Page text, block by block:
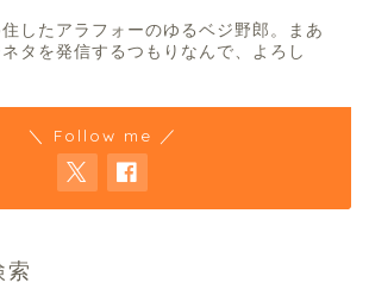
したアラフォーのゆるベジ野郎。まあ
タを発信するつもりなんで、よろし
＼ Follow me ／
索